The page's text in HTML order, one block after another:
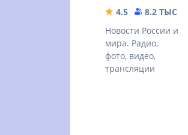
новости
страны
4.5 8.2 ТЫС
Новости России и
мира. Радио,
фото, видео,
трансляции